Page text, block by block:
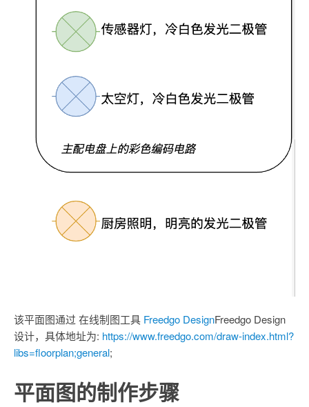
该平面图通过 在线制图工具 Freedgo DesignFreedgo Design
设计，具体地址为: https://www.freedgo.com/draw-index.html?
libs=floorplan;general;
平面图的制作步骤